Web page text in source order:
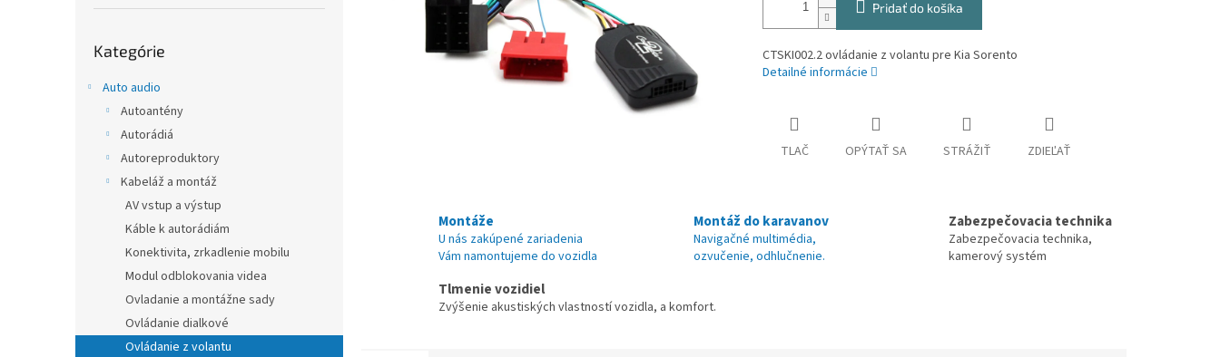
kategórie
Kategórie
Auto audio
Autoantény
Autorádiá
Autoreproduktory
Kabeláž a montáž
AV vstup a výstup
Káble k autorádiám
Konektivita, zrkadlenie mobilu
Modul odblokovania videa
Ovladanie a montážne sady
Ovládanie dialkové
Ovládanie z volantu
Pridať do košíka
CTSKI002.2 ovládanie z volantu pre Kia Sorento
Detailné informácie
TLAČ OPÝTAŤ SA STRÁŽIŤ ZDIEĽAŤ
Montáže
U nás zakúpené zariadenia
Vám namontujeme do vozidla
Montáž do karavanov
Navigačné multimédia,
ozvučenie, odhlučnenie.
Zabezpečovacia technika
Zabezpečovacia technika,
kamerový systém
Tlmenie vozidiel
Zvýšenie akustiských vlastností vozidla, a komfort.